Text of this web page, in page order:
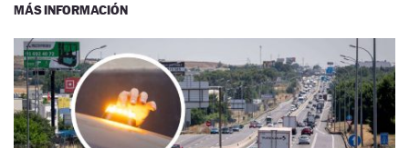
MÁS INFORMACIÓN